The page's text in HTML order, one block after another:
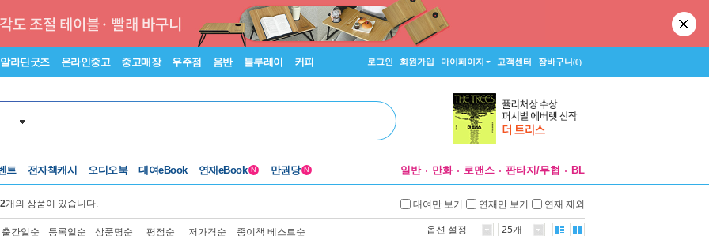
알라딘굿즈 온라인중고 중고매장 우주점 음반 블루레이 커피 로그인 회원가입 마이페이지 고객센터 장바구니(0)
트 전자책캐시 오디오북 대여eBook 연재eBook N 만권당 N 일반 만화 로맨스 판타지/무협 BL
개의 상품이 있습니다. 대여만 보기 연재만 보기 연재 제외
출간일순 등록일순 상품명순 평점순 저가격순 종이책 베스트순 옵션 설정 25개